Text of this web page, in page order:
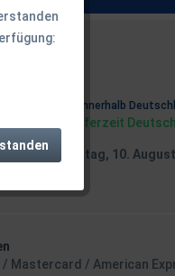
*
innerhalb
Lieferzeit
am Montag, 10. August
/ Mastercard / American